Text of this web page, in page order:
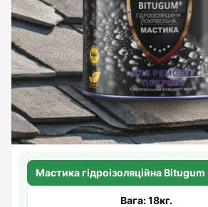
Мастика гідроізоляційна Bitugum
Вага: 18кг.